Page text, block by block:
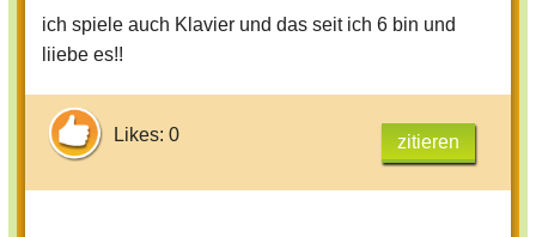
ich spiele auch Klavier und das seit ich 6 bin und
liiebe es!!
Likes: 0 zitieren